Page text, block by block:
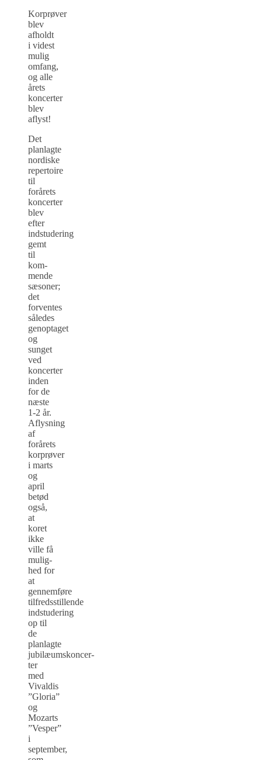
Korprøver
blev
afholdt
i videst
mulig
omfang,
og alle
årets
koncerter
blev
aflyst!
Det
planlagte
nordiske
repertoire
til
forårets
koncerter
blev
efter
indstudering
gemt
til
kom­
men­­de
sæsoner;
det
forventes
således
genoptaget
og
sunget
ved
koncerter
inden
for de
næste
1-2 år.
Aflysning
af
forårets
korprøver
i marts
og
april
betød
også,
at
koret
ikke
ville få
mulig­
hed for
at
gennemføre
tilfredsstillende
indstudering
op til
de
planlagte
jubilæumskoncer­
ter
med
Vivaldis
”Gloria”
og
Mozarts
”Vesper”
i
september,